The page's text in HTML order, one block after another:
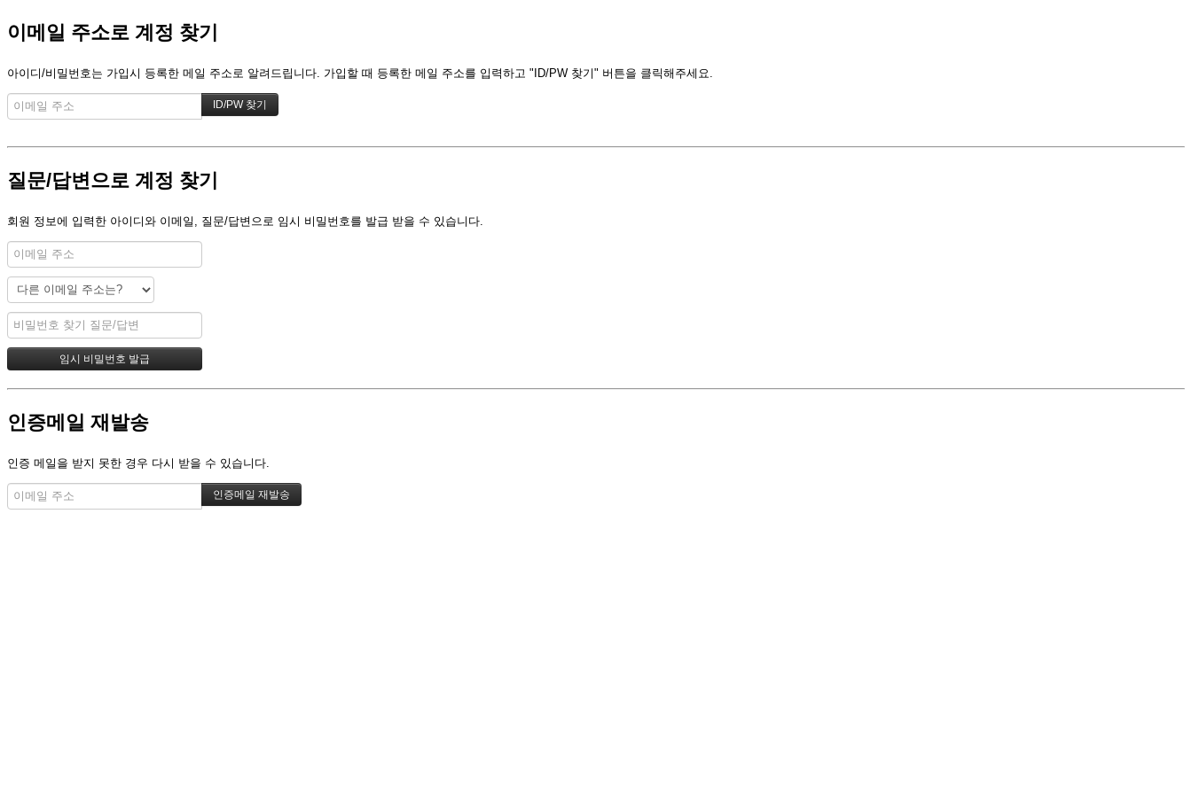
이메일 주소로 계정 찾기
아이디/비밀번호는 가입시 등록한 메일 주소로 알려드립니다. 가입할 때 등록한 메일 주소를 입력하고 "ID/PW 찾기" 버튼을 클릭해주세요.
질문/답변으로 계정 찾기
회원 정보에 입력한 아이디와 이메일, 질문/답변으로 임시 비밀번호를 발급 받을 수 있습니다.
인증메일 재발송
인증 메일을 받지 못한 경우 다시 받을 수 있습니다.